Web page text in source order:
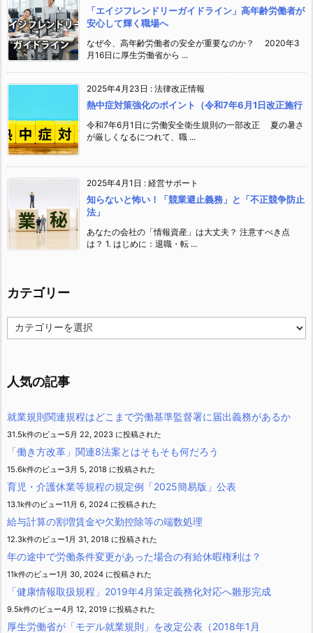
「エイジフレンドリーガイドライン」高年齢労働者が
安心して輝く職場へ
なぜ今、高年齢労働者の安全が重要なのか？ 2020年3
月16日に厚生労働省から ...
2025年4月23日 : 法律改正情報
熱中症対策強化のポイント（令和7年6月1日改正施行
令和7年6月1日に労働安全衛生規則の一部改正 夏の暑さ
が厳しくなるにつれて、職 ...
2025年4月1日 : 経営サポート
知らないと怖い！「競業避止義務」と「不正競争防止
法」
あなたの会社の「情報資産」は大丈夫？ 注意すべき点
は？ 1. はじめに：退職・転 ...
カテゴリー
テ
ー
人気の記事
就業規則関連規程はどこまで労働基準監督署に届出義務があるか
31.5k件のビュー5月 22, 2023 に投稿された
「働き方改革」関連8法案とはそもそも何だろう
15.6k件のビュー3月 5, 2018 に投稿された
育児・介護休業等規程の規定例「2025簡易版」公表
13.1k件のビュー11月 6, 2024 に投稿された
給与計算の割増賃金や欠勤控除等の端数処理
12.3k件のビュー1月 31, 2018 に投稿された
年の途中で労働条件変更があった場合の有給休暇権利は？
11k件のビュー1月 30, 2024 に投稿された
「健康情報取扱規程」2019年4月策定義務化対応へ雛形完成
9.5k件のビュー4月 12, 2019 に投稿された
厚生労働省が「モデル就業規則」を改定公表（2018年1月